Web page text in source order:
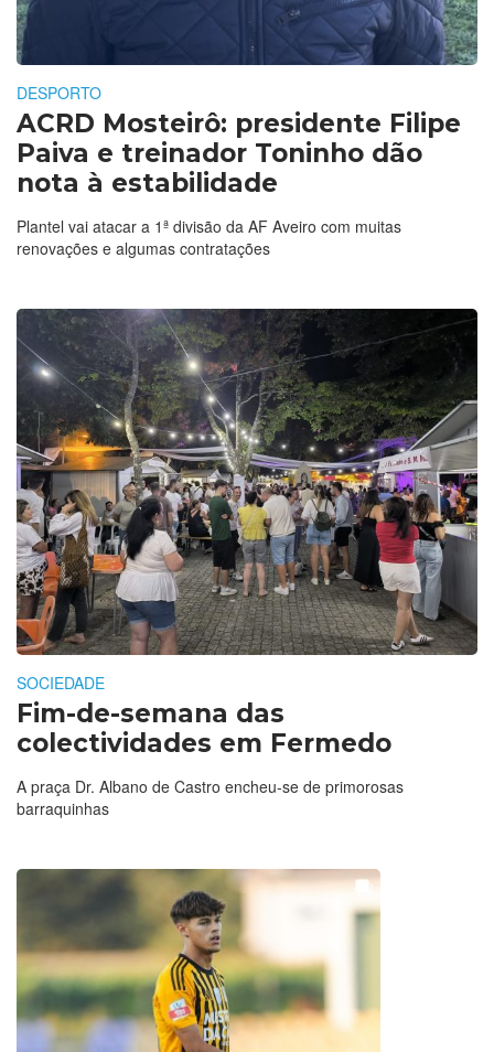
DESPORTO
ACRD Mosteirô: presidente Filipe
Paiva e treinador Toninho dão
nota à estabilidade
Plantel vai atacar a 1ª divisão da AF Aveiro com muitas
renovações e algumas contratações
SOCIEDADE
Fim-de-semana das
colectividades em Fermedo
A praça Dr. Albano de Castro encheu-se de primorosas
barraquinhas